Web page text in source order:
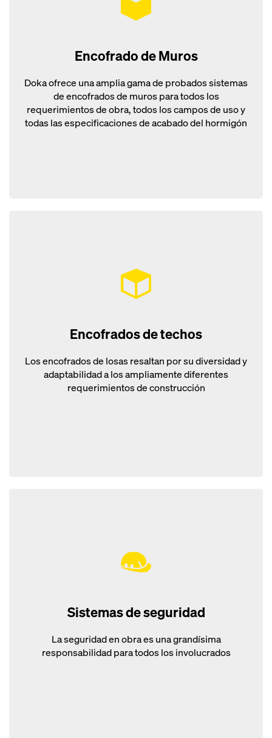
Encofrado de Muros
Doka ofrece una amplia gama de probados sistemas
de encofrados de muros para todos los
requerimientos de obra, todos los campos de uso y
todas las especificaciones de acabado del hormigón
Encofrados de techos
Los encofrados de losas resaltan por su diversidad y
adaptabilidad a los ampliamente diferentes
requerimientos de construcción
Sistemas de seguridad
La seguridad en obra es una grandísima
responsabilidad para todos los involucrados